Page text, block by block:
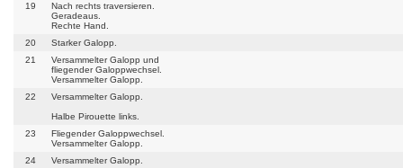
19
Nach rechts traversieren.
Geradeaus.
Rechte Hand.
20
Starker Galopp.
21
Versammelter Galopp und
fliegender Galoppwechsel.
Versammelter Galopp.
22
Versammelter Galopp.
Halbe Pirouette links.
23
Fliegender Galoppwechsel.
Versammelter Galopp.
24
Versammelter Galopp.